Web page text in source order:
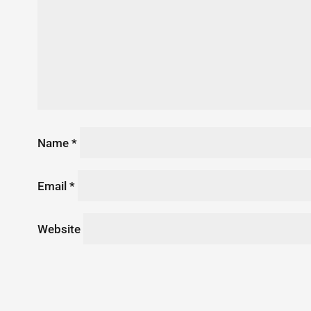
Name *
Email *
Website